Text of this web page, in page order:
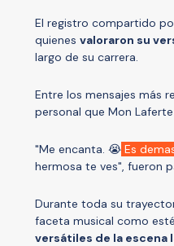
El registro compartido
quienes valoraron su
largo de su carrera.
Entre los mensajes más
personal que Mon
"Me encanta. 😭 Es
hermosa te ves", fueron
Durante toda su
faceta musical como
versátiles de la escena